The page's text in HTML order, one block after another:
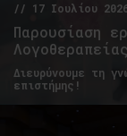
// 17 Ιουλίου
Παρουσίαση
Λογοθεραπείας
Διευρύνουμε τη
επιστήμης!